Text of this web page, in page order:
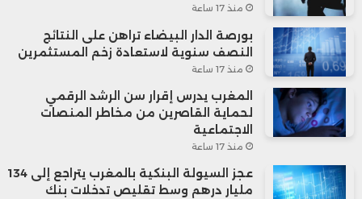
منذ 17 ساعة
بورصة الدار البيضاء تراهن على النتائج
النصف سنوية لاستعادة زخم المستثمرين
منذ 17 ساعة
المغرب يدرس إقرار سن الرشد الرقمي
لحماية القاصرين من مخاطر المنصات
الاجتماعية
منذ 17 ساعة
عجز السيولة البنكية بالمغرب يتراجع إلى 134
مليار درهم وسط تقليص تدخلات بنك